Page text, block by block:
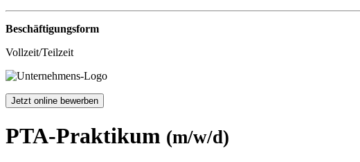
Beschäftigungsform
Vollzeit/Teilzeit
Jetzt online bewerben
PTA-Praktikum (m/w/d)